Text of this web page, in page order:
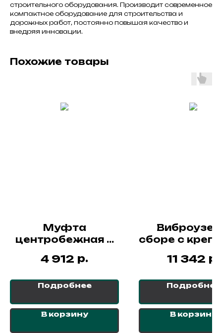
строительного оборудования. Производит современное
компактное оборудование для строительства и
дорожных работ, постоянно повышая качество и
внедряя инновации.
Похожие товары
Муфта
центробежная в
ведущим для RF-
4 912 р.
Подробнее
В корзину
Виброузел
сборе с
NORSU
11 342 р.
Подробнее
В корзину